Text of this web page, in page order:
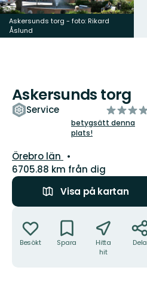
Askersunds torg - foto: Rikard
Åslund
Askersunds torg
Service
av
5
betygsätt denna
plats!
Län:
Örebro län
6705.88 km från dig
Visa på kartan
Besökt Spara
Hitta
hit
Dela